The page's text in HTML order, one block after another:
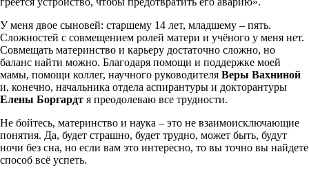
У меня двое сыновей: старшему 14 лет, младшему – пять.
Сложностей с совмещением ролей матери и учёного у меня нет.
Совмещать материнство и карьеру достаточно сложно, но
баланс найти можно. Благодаря помощи и поддержке моей
мамы, помощи коллег, научного руководителя Веры Вахниной
и, конечно, начальника отдела аспирантуры и докторантуры
Елены Боргардт я преодолеваю все трудности.
Не бойтесь, материнство и наука – это не взаимоисключающие
понятия. Да, будет страшно, будет трудно, может быть, будут
ночи без сна, но если вам это интересно, то вы точно вы найдете
способ всё успеть.